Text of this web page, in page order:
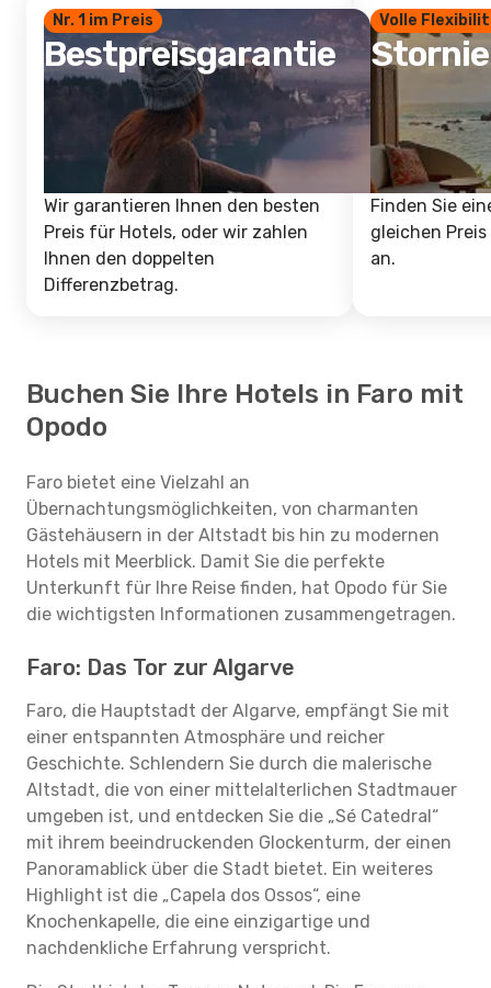
Nr. 1 im Preis
Bestpreisgarantie
Wir garantieren Ihnen den besten
Preis für Hotels, oder wir zahlen
Ihnen den doppelten
Differenzbetrag.
Volle
Finden Sie
gleichen
an.
Buchen Sie Ihre Hotels in Faro mit
Opodo
Faro bietet eine Vielzahl an
Übernachtungsmöglichkeiten, von charmanten
Gästehäusern in der Altstadt bis hin zu modernen
Hotels mit Meerblick. Damit Sie die perfekte
Unterkunft für Ihre Reise finden, hat Opodo für Sie
die wichtigsten Informationen zusammengetragen.
Faro: Das Tor zur Algarve
Faro, die Hauptstadt der Algarve, empfängt Sie mit
einer entspannten Atmosphäre und reicher
Geschichte. Schlendern Sie durch die malerische
Altstadt, die von einer mittelalterlichen Stadtmauer
umgeben ist, und entdecken Sie die „Sé Catedral“
mit ihrem beeindruckenden Glockenturm, der einen
Panoramablick über die Stadt bietet. Ein weiteres
Highlight ist die „Capela dos Ossos“, eine
Knochenkapelle, die eine einzigartige und
nachdenkliche Erfahrung verspricht.